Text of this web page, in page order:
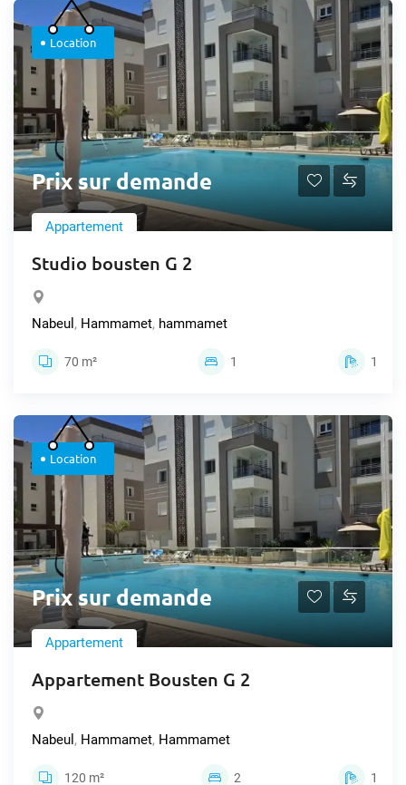
Location
Prix sur demande
Appartement
Studio bousten G 2
Nabeul , Hammamet, hammamet
70 m² 1 1
Location
Prix sur demande
Appartement
Appartement Bousten G 2
Nabeul , Hammamet, Hammamet
120 m² 2 1